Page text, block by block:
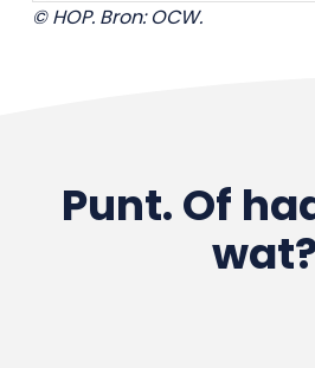
© HOP. Bron: OCW.
Punt. Of